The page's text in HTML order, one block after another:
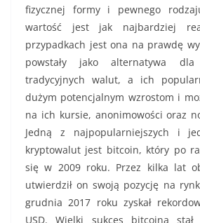
fizycznej formy i pewnego
wartość jest jak najbardziej
przypadkach jest ona na prawdę
powstały jako alternatywa
tradycyjnych walut, a ich
dużym potencjalnym wzrostom i
na ich kursie, anonimowości oraz
Jedną z najpopularniejszych i
kryptowalut jest bitcoin, który po
się w 2009 roku. Przez kilka lat
utwierdził on swoją pozycję na
grudnia 2017 roku zyskał
USD. Wielki sukces bitcoina